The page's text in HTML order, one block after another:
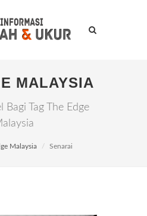
MALAYSIA
Bagi Tag The Edge
Malaysia Senarai